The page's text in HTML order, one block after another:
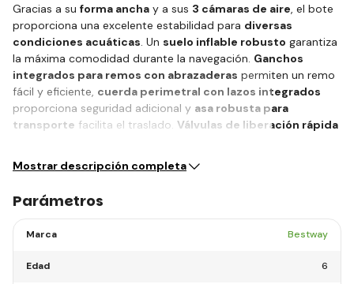
Gracias a su forma ancha y a sus 3 cámaras de aire, el bote
proporciona una excelente estabilidad para diversas
condiciones acuáticas. Un suelo inflable robusto garantiza
la máxima comodidad durante la navegación. Ganchos
integrados para remos con abrazaderas permiten un remo
fácil y eficiente, cuerda perimetral con lazos integrados
proporciona seguridad adicional y asa robusta para
transporte facilita el traslado. Válvulas de liberación rápida
Mostrar descripción completa
Parámetros
Marca Bestway
Edad 6